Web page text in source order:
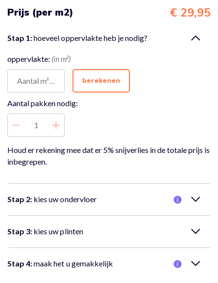
Prijs (per m2) € 29,95
Stap 1:hoeveel oppervlakte heb je nodig?
oppervlakte: (in m²)
berekenen
Aantal pakken nodig:
Houd er rekening mee dat er 5% snijverlies in de totale prijs is
inbegrepen.
Stap 2: kies uw ondervloer
Stap 3: kies uw plinten
Stap 4:maak het u gemakkelijk